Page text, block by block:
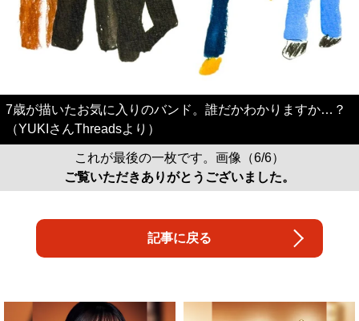
7歳が描いたお気に入りのバンド。誰だかわかりますか…？
（YUKIさんThreadsより）
これが最後の一枚です。画像（6/6）
ご覧いただきありがとうございました。
記事に戻る